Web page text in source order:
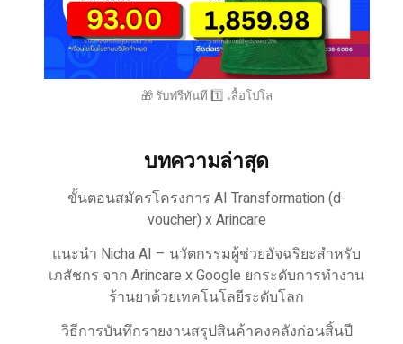
🎁 รับฟรีทันที 1️⃣ เสื้อโปโล
บทความล่าสุด
ขั้นตอนสมัครโครงการ AI Transformation (d-
voucher) x Arincare
แนะนำ Nicha AI – นวัตกรรมผู้ช่วยอัจฉริยะสำหรับ
เภสัชกร จาก Arincare x Google ยกระดับการทำงาน
ร้านยาด้วยเทคโนโลยีระดับโลก
วิธีการบันทึกรายงานสรุปสินค้าคงคลังก่อนสิ้นปี